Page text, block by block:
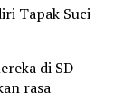
Tapak Suci
di SD
rasa